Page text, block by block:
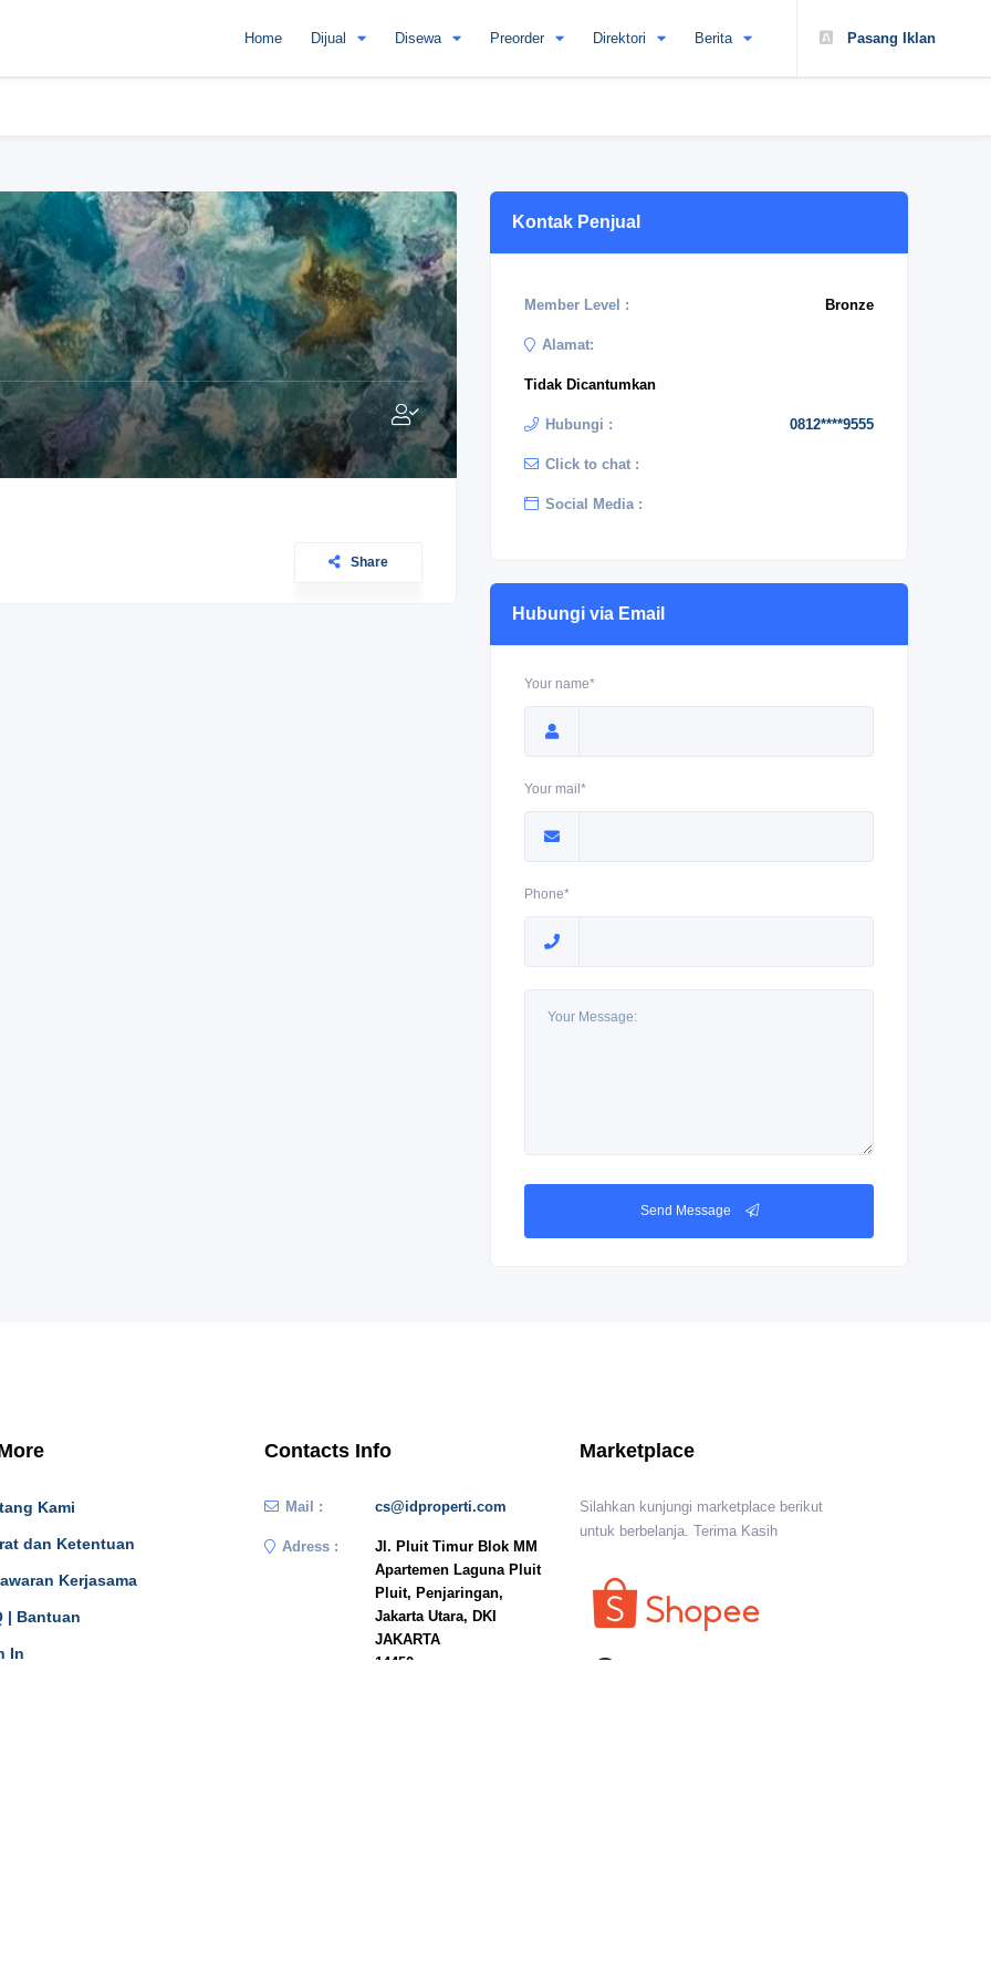
Pasang Iklan
Home Dijual Disewa Preorder Direktori Berita
Share
Kontak Penjual
Member Level : Bronze
Alamat:
Tidak Dicantumkan
Hubungi : 0812****9555
Click to chat :
Social Media :
Hubungi via Email
Your name*
Your mail*
Phone*
Send Message
Kami
dan Ketentuan
Kerjasama
| Bantuan
In
Contacts Info
Mail : cs@idproperti.com
Adress :
Jl. Pluit Timur Blok MM
Apartemen Laguna Pluit
Pluit, Penjaringan,
Jakarta Utara, DKI
JAKARTA
14450
Marketplace
Silahkan kunjungi marketplace berikut
untuk berbelanja. Terima Kasih